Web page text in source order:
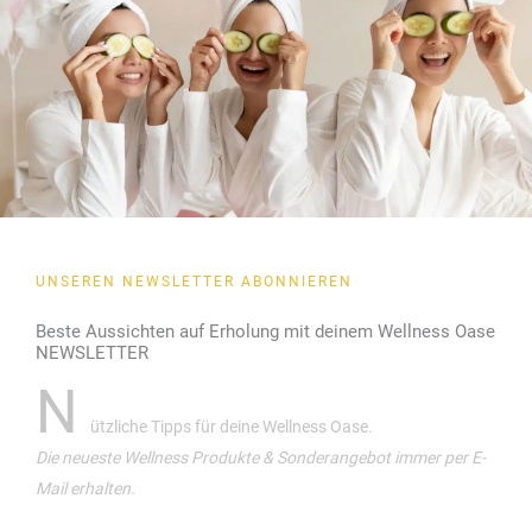
UNSEREN NEWSLETTER ABONNIEREN
Beste Aussichten auf Erholung mit deinem Wellness Oase
NEWSLETTER
N
ützliche Tipps für deine Wellness Oase.
Die neueste Wellness Produkte & Sonderangebot immer per E-
Mail erhalten.